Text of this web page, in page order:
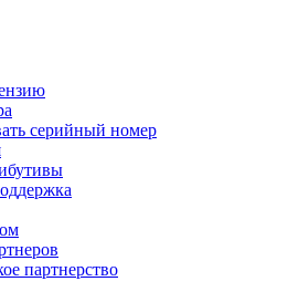
серийный номер
партнерство